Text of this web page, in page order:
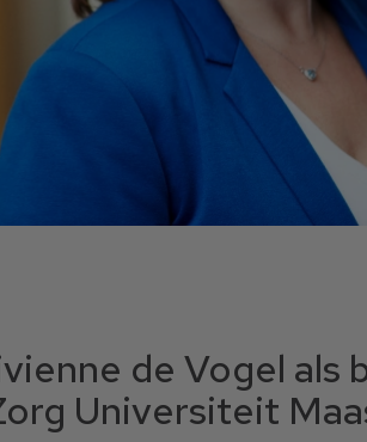
de Vogel als
Universiteit